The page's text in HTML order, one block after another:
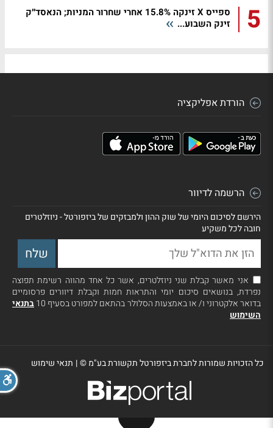
5
ספייס X זינקה 15.8% אחרי שחרור המניות; הנאסד״ק
זינק השבוע...
הורדת אפליקציה
הרשמה לדיוור
הירשם לסיכום היומי של שוק ההון ולמבזקים של ביזפורטל - ניוזלטרים
חובה לכל משקיע
אני מאשר קבלת שני ניוזלטרים, אשר כל אחד מהווה רשימת תפוצה
נפרדת, בנושאים סיכום יומי והתראות חמות וקבלת דיוורים פרסומיים
בדואר אלקטרוני ו/ או באמצעות הסלולר בהתאם למפורט בסעיף 10
בתנאי
השימוש
כל הזכויות שמורות לחברת ביזפורטל תקשורת בע"מ ©| תנאי שימוש